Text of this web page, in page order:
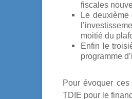
fiscales
Le
moitié du
Enfin le
programme
Pour évoquer
TDIE pour le